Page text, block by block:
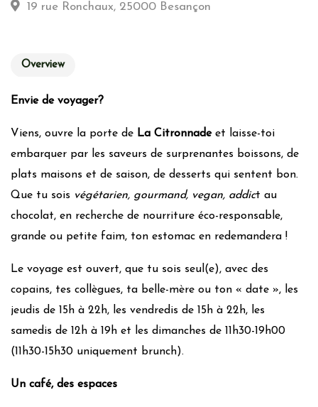
19 rue Ronchaux, 25000 Besançon
Overview
Envie de voyager?
Viens, ouvre la porte de La Citronnadeet laisse-toi
embarquer par les saveurs de surprenantes boissons, de
plats maisons et de saison, de desserts qui sentent bon.
Que tu sois végétarien, gourmand, vegan, addict au
chocolat, en recherche de nourriture éco-responsable,
grande ou petite faim, ton estomac en redemandera !
Le voyage est ouvert, que tu sois seul(e), avec des
copains, tes collègues, ta belle-mère ou ton « date », les
jeudis de 15h à 22h, les vendredis de 15h à 22h, les
samedis de 12h à 19h et les dimanches de 11h30-19h00
(11h30-15h30 uniquement brunch).
Un café, des espaces